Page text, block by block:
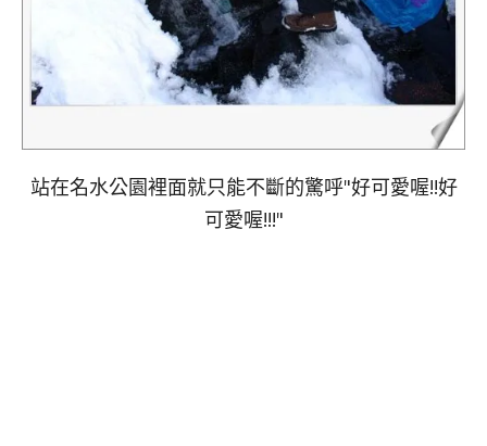
站在名水公園裡面就只能不斷的驚呼"好可愛喔!!好
可愛喔!!!"